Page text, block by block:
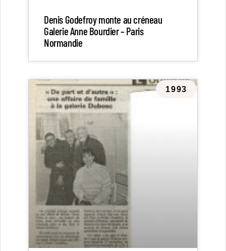
Denis Godefroy monte au créneau
Galerie Anne Bourdier – Paris
Normandie
1993